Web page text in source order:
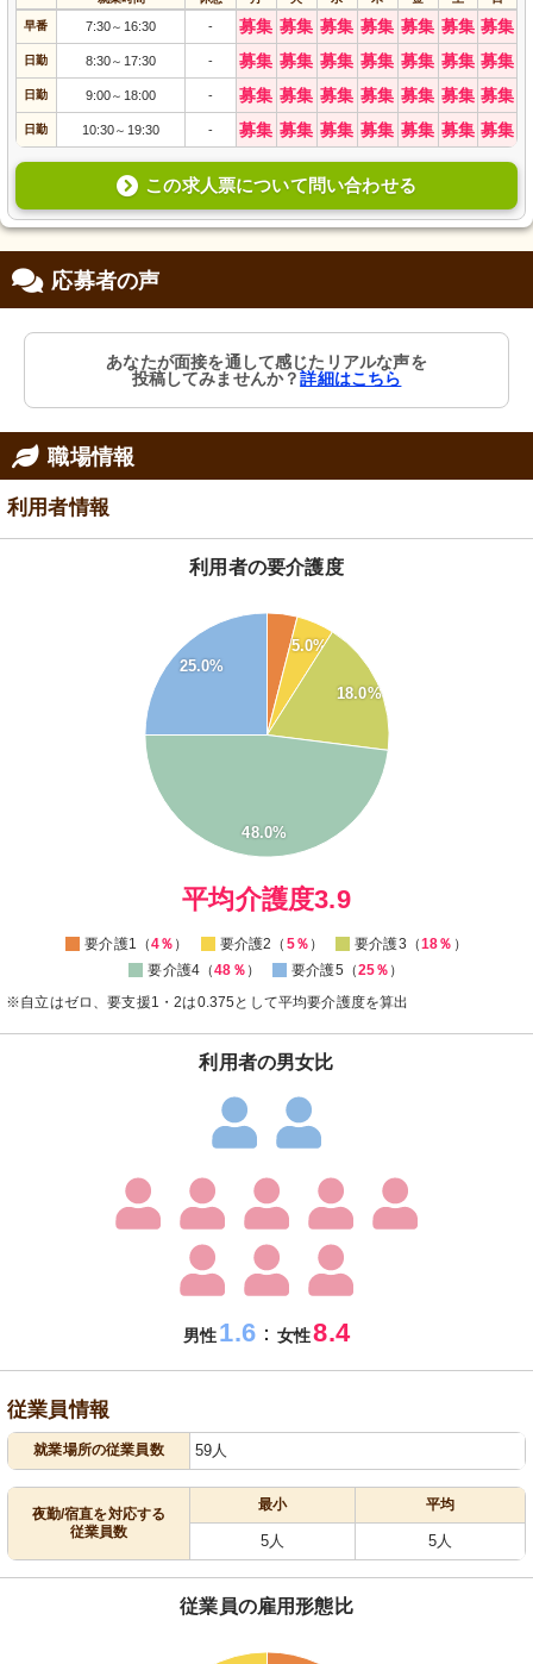
早番 7:30～ 16:30 - 募集 募集 募集 募集 募集 募集 募集
日勤 8:30～ 17:30 - 募集 募集 募集 募集 募集 募集 募集
日勤 9:00～ 18:00 - 募集 募集 募集 募集 募集 募集 募集
日勤 10:30～ 19:30 - 募集 募集 募集 募集 募集 募集 募集
この求人票について問い合わせる
応募者の声
あなたが面接を通して感じたリアルな声を
投稿してみませんか？詳細はこちら
職場情報
利用者情報
利用者の要介護度
5.0%
18.0%
48.0%
25.0%
0
平均介護度3.9
要介護1（4％ ） 要介護2（ 5％ ） 要介護3（18％ ）
要介護4（48％ ） 要介護5（25％ ）
※自立はゼロ、要支援1・2は0.375として平均要介護度を算出
利用者の男女比
男性1.6：女性8.4
従業員情報
就業場所の従業員数 59人
夜勤/宿直を対応する
従業員数
最小 平均
5人 5人
従業員の雇用形態比